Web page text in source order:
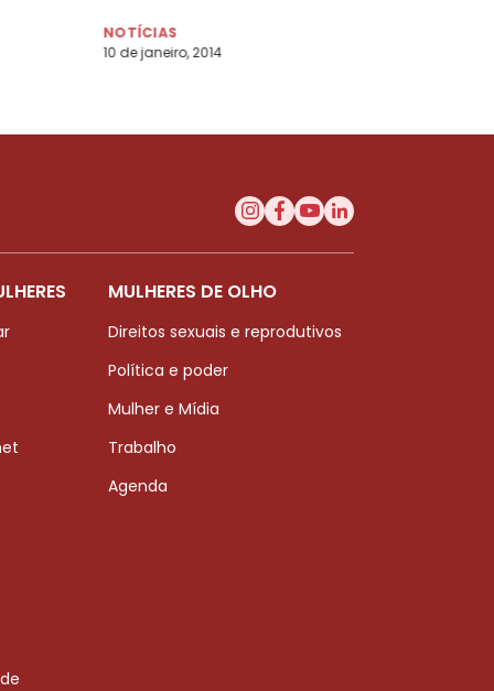
NOTÍCIAS
10 de janeiro, 2014
MULHERES DE OLHO
Direitos sexuais e reprodutivos
Política e poder
Mulher e Mídia
Trabalho
Agenda